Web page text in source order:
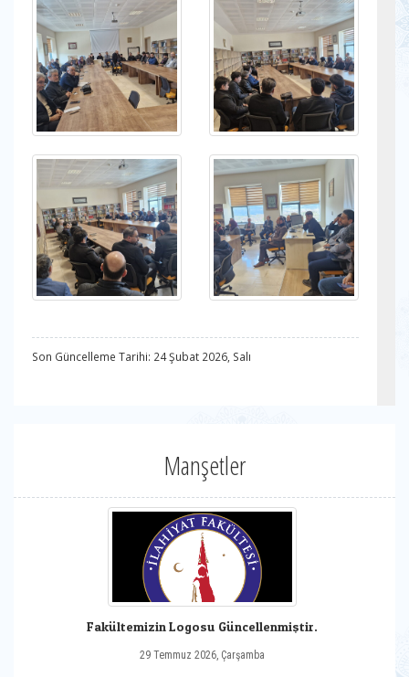
Son Güncelleme Tarihi: 24 Şubat 2026, Salı
Manşetler
Fakültemizin Logosu Güncellenmiştir.
29 Temmuz 2026, Çarşamba